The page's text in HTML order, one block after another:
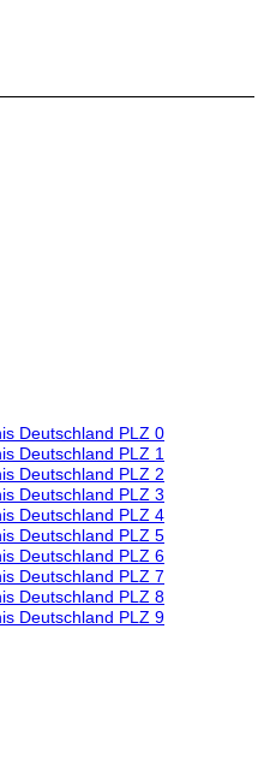
Deutschland PLZ 0
Deutschland PLZ 1
Deutschland PLZ 2
Deutschland PLZ 3
Deutschland PLZ 4
Deutschland PLZ 5
Deutschland PLZ 6
Deutschland PLZ 7
Deutschland PLZ 8
Deutschland PLZ 9